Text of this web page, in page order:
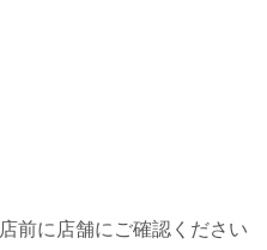
前に店舗にご確認ください